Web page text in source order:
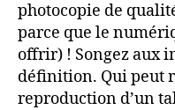
photocopie de
parce que le
offrir) ! Songez aux
définition. Qui peut
reproduction d’un